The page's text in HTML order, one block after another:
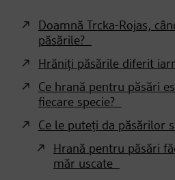
Doamnă Trcka-Rojas,
păsările?
Hrăniți păsările diferit
Ce hrană pentru păsări
fiecare specie?
Ce le puteți da păsărilor
Hrană pentru păsări
măr uscate